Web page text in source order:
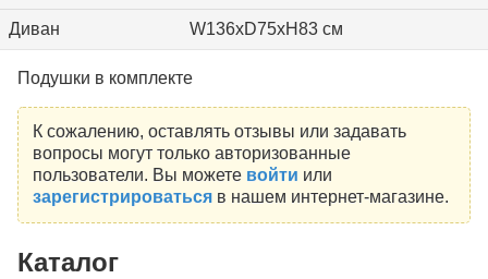
Диван W136xD75xH83 см
Подушки в комплекте
К сожалению, оставлять отзывы или задавать
вопросы могут только авторизованные
пользователи. Вы можете войти или
зарегистрироватьсяв нашем интернет-магазине.
Каталог